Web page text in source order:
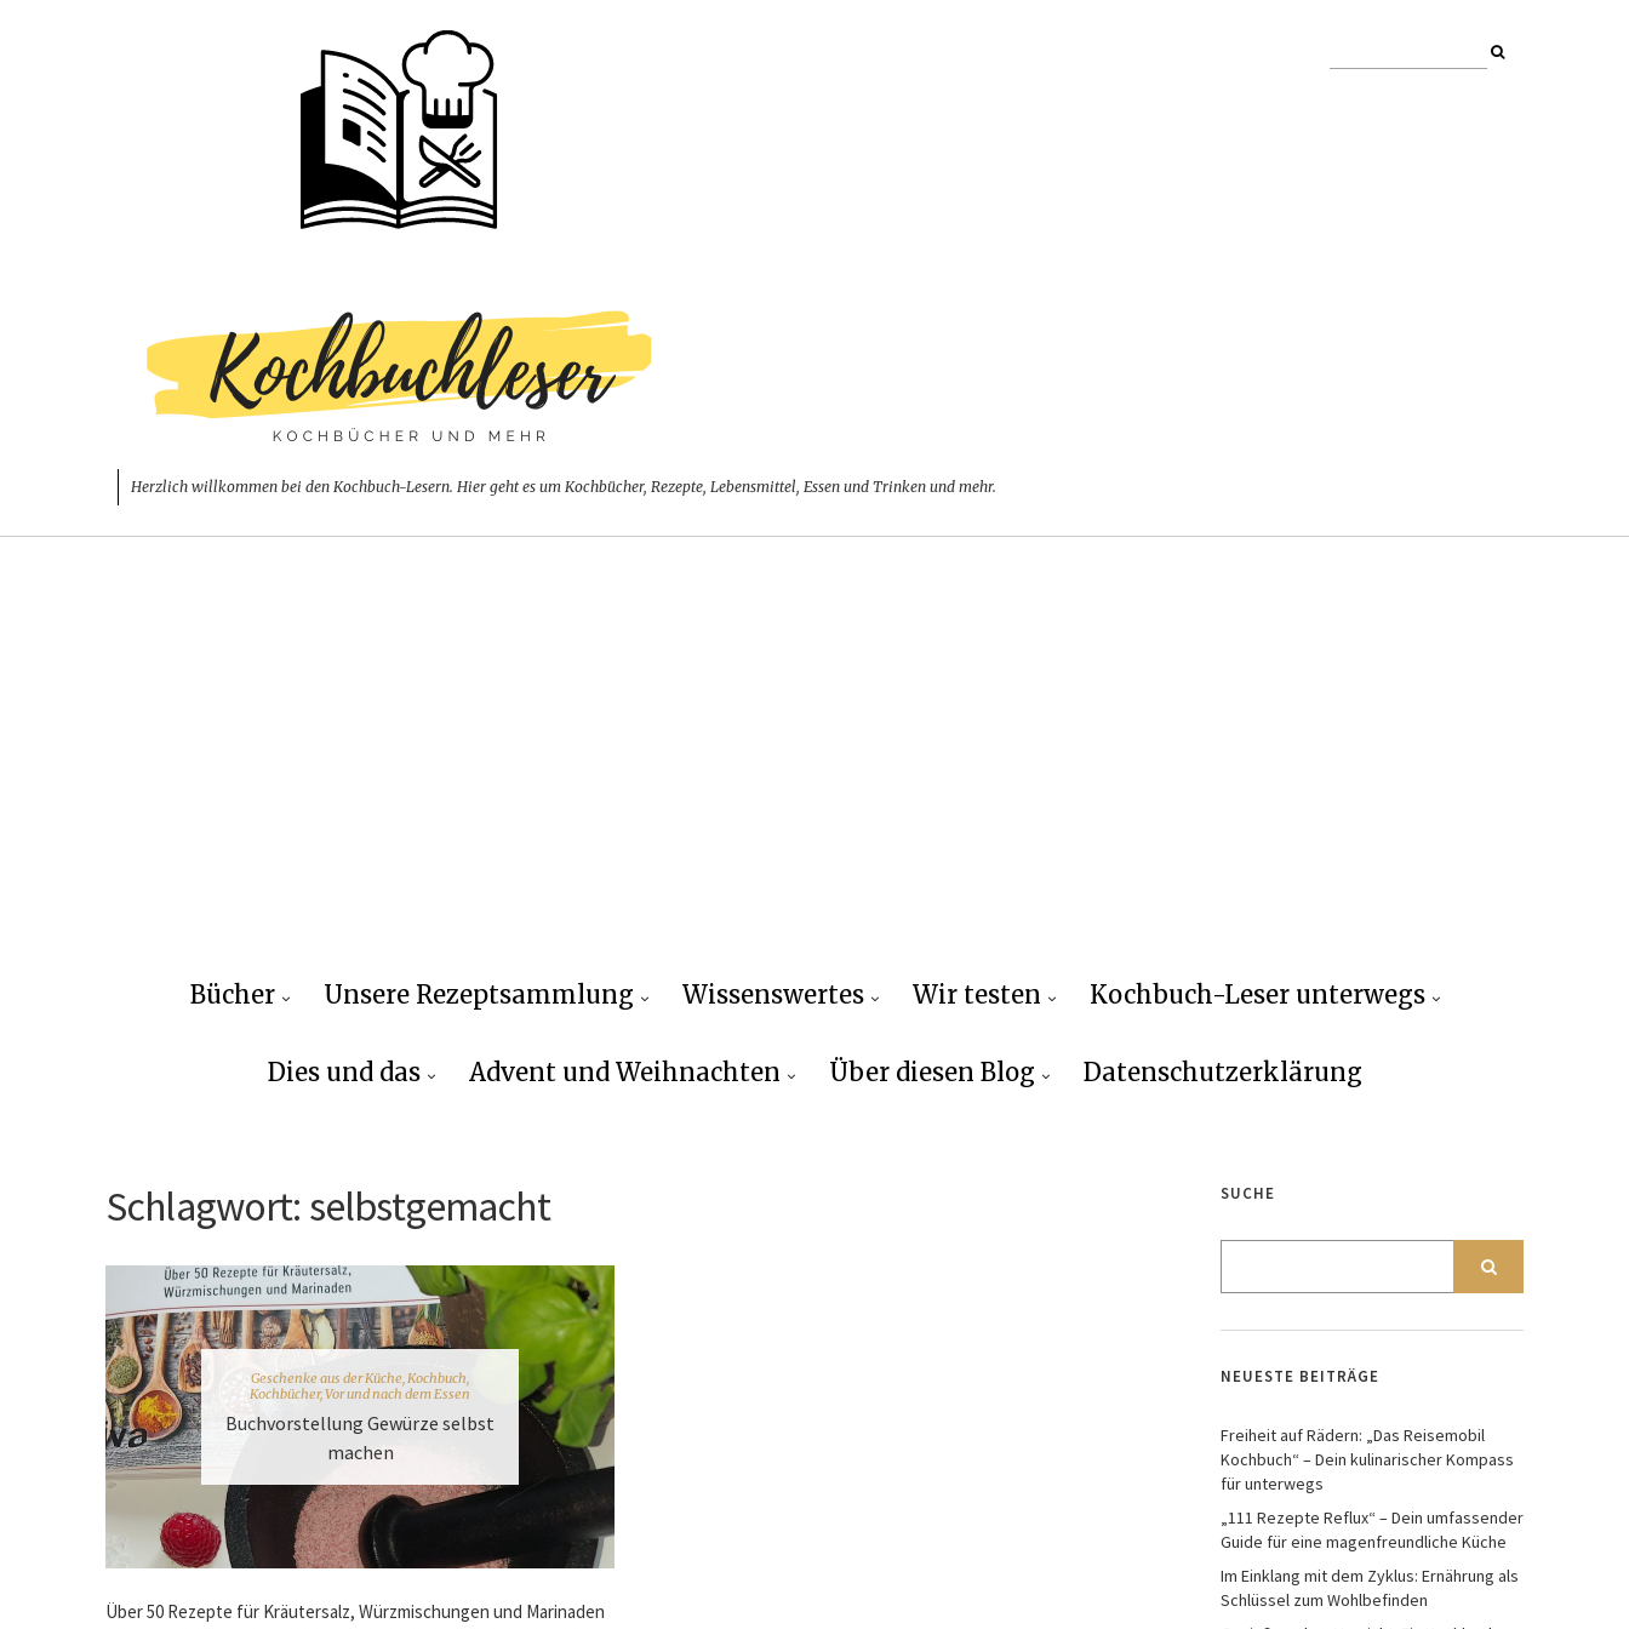
Herzlich willkommen bei den Kochbuch-Lesern. Hier geht es um Kochbücher, Rezepte, Lebensmittel, Essen und Trinken und mehr.
Bücher Unsere Rezeptsammlung Wissenswertes Wir testen Kochbuch-Leser unterwegs
Dies und das Advent und Weihnachten Über diesen Blog Datenschutzerklärung
Schlagwort: selbstgemacht
Geschenke aus der Küche,Kochbuch,
Kochbücher,Vor und nach dem Essen
Buchvorstellung Gewürze selbst
machen
Über 50 Rezepte für Kräutersalz, Würzmischungen und Marinaden
SUCHE
NEUESTE BEITRÄGE
Freiheit auf Rädern: „Das Reisemobil
Kochbuch“ – Dein kulinarischer Kompass
für unterwegs
„111 Rezepte Reflux“ – Dein umfassender
Guide für eine magenfreundliche Küche
Im Einklang mit dem Zyklus: Ernährung als
Schlüssel zum Wohlbefinden